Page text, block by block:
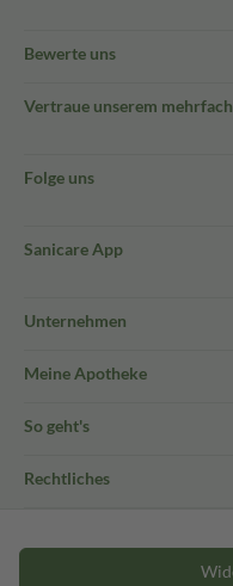
Bewerte uns
Vertraue unserem
Folge uns
Sanicare App
Unternehmen
Meine Apotheke
So geht's
Rechtliches